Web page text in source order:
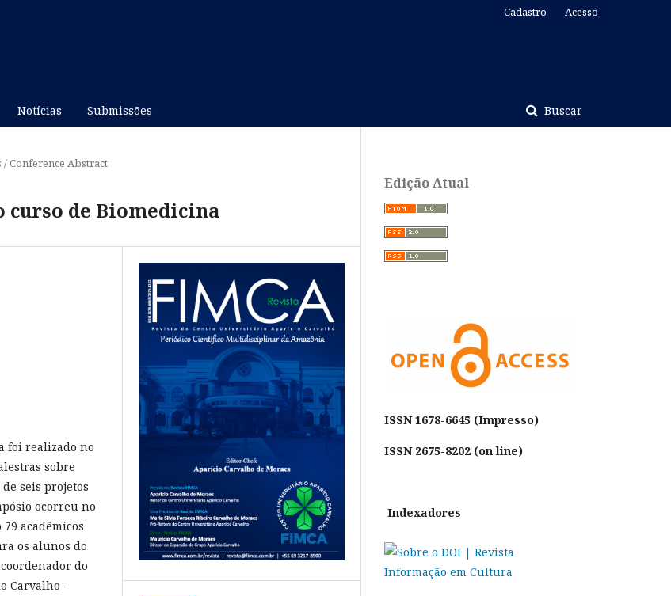
Notícias Submissões Buscar
Cadastro Acesso
/ Conference Abstract
curso de Biomedicina
foi realizado no
sobre
seis projetos
ocorreu no
acadêmicos
os alunos do
do
Carvalho –
Edição Atual
ISSN 1678-6645 (Impresso)
ISSN 2675-8202 (on line)
Indexadores